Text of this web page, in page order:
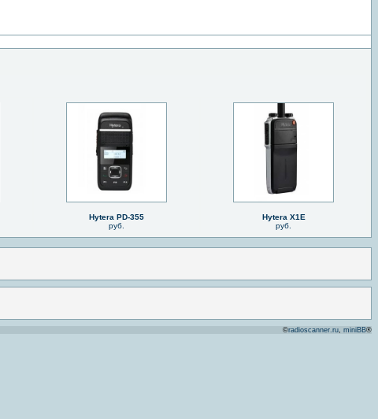
Hytera PD-355
руб.
Hytera X1E
руб.
©radioscanner.ru, miniBB®